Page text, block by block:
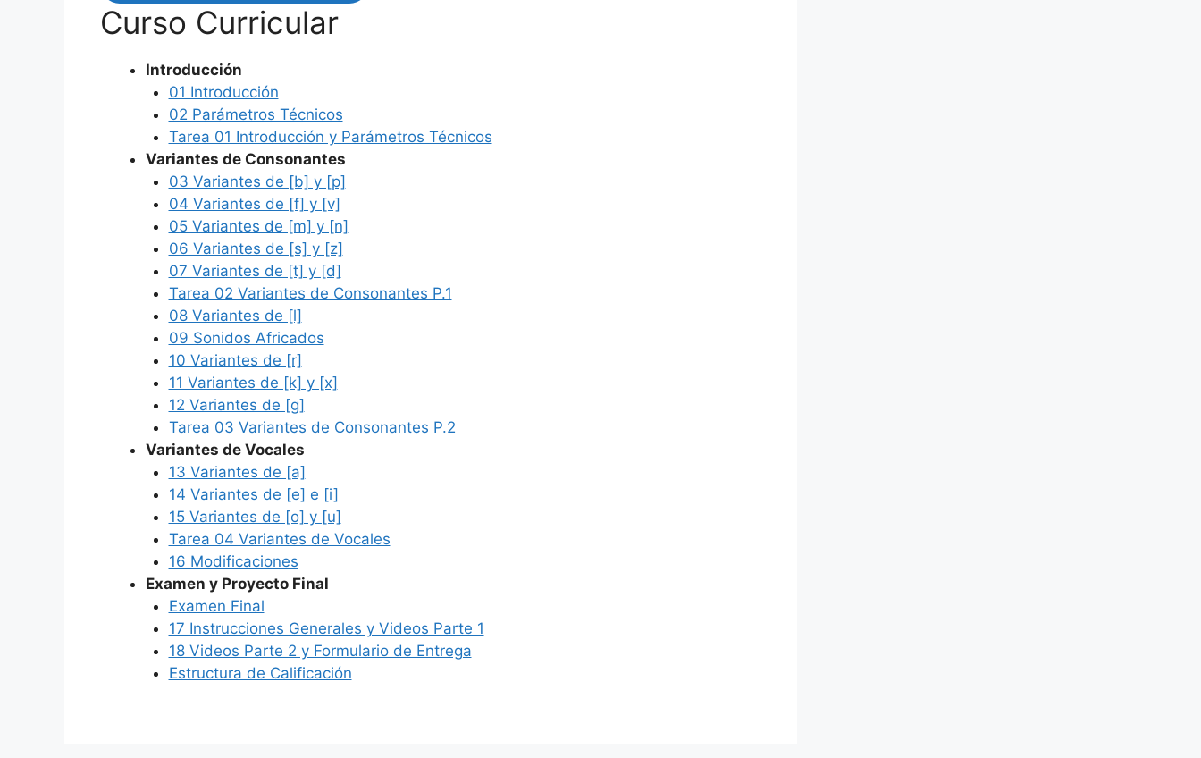
Curso Curricular
Introducción
01 Introducción
02 Parámetros Técnicos
Tarea 01 Introducción y Parámetros Técnicos
Variantes de Consonantes
03 Variantes de [b] y [p]
04 Variantes de [f] y [v]
05 Variantes de [m] y [n]
06 Variantes de [s] y [z]
07 Variantes de [t] y [d]
Tarea 02 Variantes de Consonantes P.1
08 Variantes de [l]
09 Sonidos Africados
10 Variantes de [r]
11 Variantes de [k] y [x]
12 Variantes de [g]
Tarea 03 Variantes de Consonantes P.2
Variantes de Vocales
13 Variantes de [a]
14 Variantes de [e] e [i]
15 Variantes de [o] y [u]
Tarea 04 Variantes de Vocales
16 Modificaciones
Examen y Proyecto Final
Examen Final
17 Instrucciones Generales y Videos Parte 1
18 Videos Parte 2 y Formulario de Entrega
Estructura de Calificación